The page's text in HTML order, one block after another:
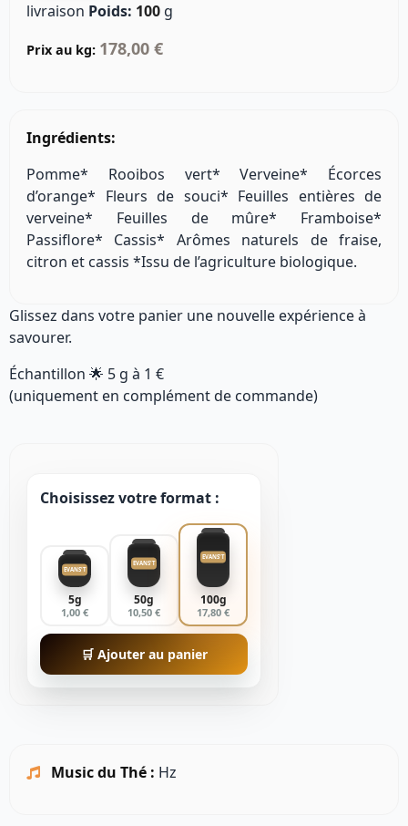
livraison Poids: 100 g
Prix au kg: 178,00 €
Ingrédients:
Pomme* Rooibos vert* Verveine* Écorces
d’orange* Fleurs de souci* Feuilles entières de
verveine* Feuilles de mûre* Framboise*
Passiflore* Cassis* Arômes naturels de fraise,
citron et cassis *Issu de l’agriculture biologique.
Glissez dans votre panier une nouvelle expérience à
savourer.
Échantillon 🌟 5 g à 1 €
(uniquement en complément de commande)
Choisissez votre format :
EVANS'T
5g
1,00 €
EVANS'T
50g
10,50 €
EVANS'T
100g
17,80 €
🛒 Ajouter au panier
Music du Thé : Hz